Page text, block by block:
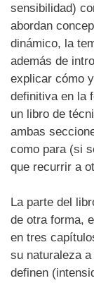
sensibilidad)
abordan
dinámico, la
además de
explicar cómo
definitiva en la
un libro de
ambas
como para (si
que recurrir a
La parte del
de otra forma,
en tres
su naturaleza
definen